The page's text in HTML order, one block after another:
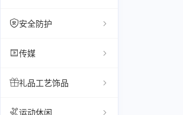
安全防护
传媒
礼品工艺饰品
运动休闲